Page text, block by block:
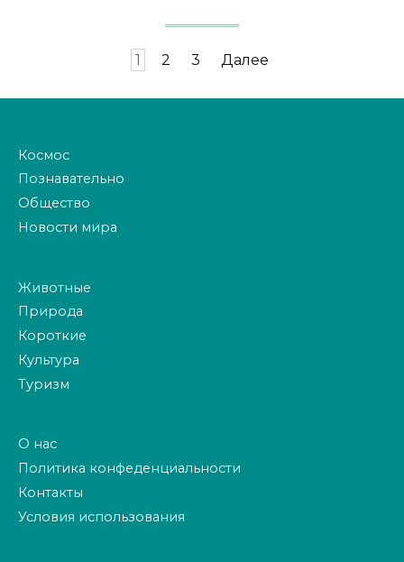
записям
1 2 3 Далее
Космос
Познавательно
Общество
Новости мира
Животные
Природа
Короткие
Культура
Туризм
О нас
Политика конфеденциальности
Контакты
Условия использования